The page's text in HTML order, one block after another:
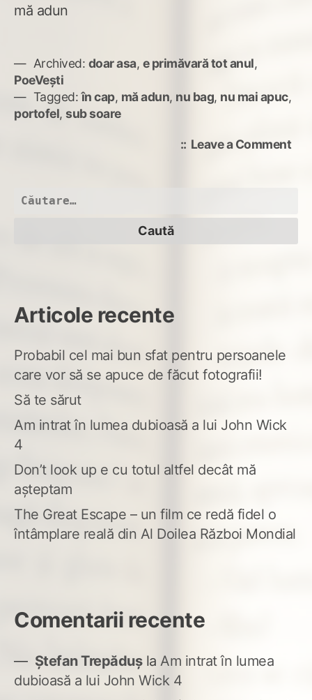
mă adun
Archived: doar asa, e primăvară tot anul,
PoeVești
Tagged: în cap, mă adun, nu bag, nu mai apuc,
portofel, sub soare
Leave a Commenton
Caută
Articole recente
Probabil cel mai bun sfat pentru persoanele
care vor să se apuce de făcut fotografii!
Să te sărut
Am intrat în lumea dubioasă a lui John Wick
4
Don’t look up e cu totul altfel decât mă
așteptam
The Great Escape – un film ce redă fidel o
întâmplare reală din Al Doilea Război Mondial
Comentarii recente
Ștefan Trepădușla Am intrat în lumea
dubioasă a lui John Wick 4